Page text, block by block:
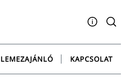
Facebook
YouTubeInstagram
TwitterSpotify
LEMEZAJÁNLÓ KAPCSOLAT